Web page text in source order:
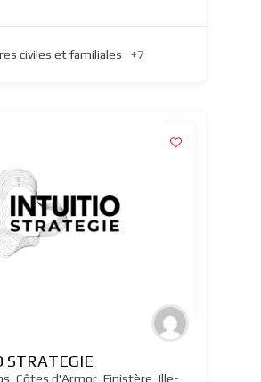
civiles et familiales +7
STRATEGIE
Côtes d'Armor, Finistère Ille-